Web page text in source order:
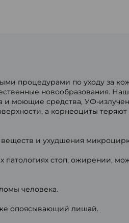
процедурами по уходу за
новообразования.
моющие средства, УФ-
а корнеоциты теряют
и ухудшения
стоп, ожирении,
человека.
опоясывающий лишай.